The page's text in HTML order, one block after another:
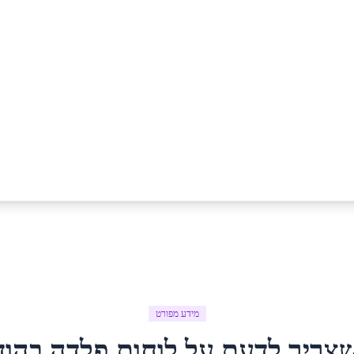
מידע מפורט